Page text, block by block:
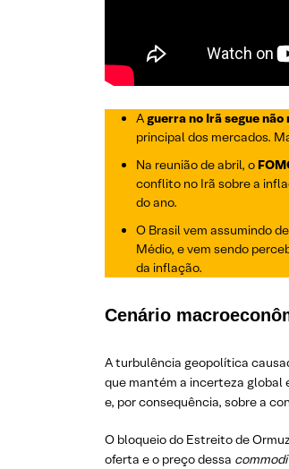
A guerra no Irã segue
principal dos mercados.
Na reunião de abril, o
conflito no Irã sobre a
do ano.
O Brasil vem assumindo
Médio, e vem sendo
da inflação.
Cenário
A turbulência geopolítica
que mantém a incerteza global
e, por consequência, sobre a
O bloqueio do Estreito de
oferta e o preço dessa